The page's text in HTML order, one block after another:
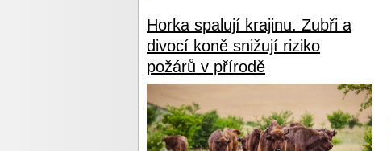
Horka spalují krajinu. Zubři a
divocí koně snižují riziko
požárů v přírodě